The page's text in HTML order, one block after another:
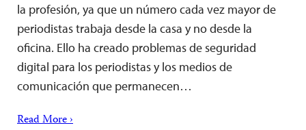
la profesión, ya que un número cada vez mayor de
periodistas trabaja desde la casa y no desde la
oficina. Ello ha creado problemas de seguridad
digital para los periodistas y los medios de
comunicación que permanecen…
Read More ›